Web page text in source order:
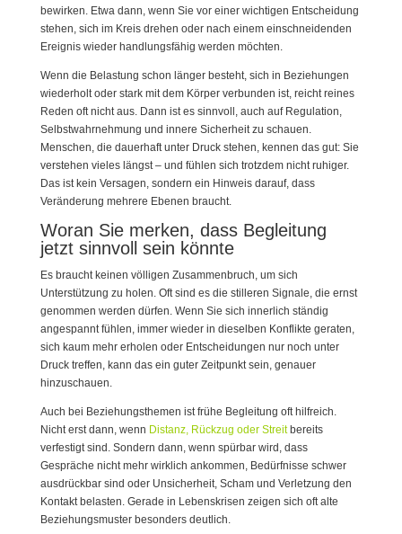
bewirken. Etwa dann, wenn Sie vor einer wichtigen Entscheidung
stehen, sich im Kreis drehen oder nach einem einschneidenden
Ereignis wieder handlungsfähig werden möchten.
Wenn die Belastung schon länger besteht, sich in Beziehungen
wiederholt oder stark mit dem Körper verbunden ist, reicht reines
Reden oft nicht aus. Dann ist es sinnvoll, auch auf Regulation,
Selbstwahrnehmung und innere Sicherheit zu schauen.
Menschen, die dauerhaft unter Druck stehen, kennen das gut: Sie
verstehen vieles längst – und fühlen sich trotzdem nicht ruhiger.
Das ist kein Versagen, sondern ein Hinweis darauf, dass
Veränderung mehrere Ebenen braucht.
Woran Sie merken, dass Begleitung
jetzt sinnvoll sein könnte
Es braucht keinen völligen Zusammenbruch, um sich
Unterstützung zu holen. Oft sind es die stilleren Signale, die ernst
genommen werden dürfen. Wenn Sie sich innerlich ständig
angespannt fühlen, immer wieder in dieselben Konflikte geraten,
sich kaum mehr erholen oder Entscheidungen nur noch unter
Druck treffen, kann das ein guter Zeitpunkt sein, genauer
hinzuschauen.
Auch bei Beziehungsthemen ist frühe Begleitung oft hilfreich.
Nicht erst dann, wenn Distanz, Rückzug oder Streitbereits
verfestigt sind. Sondern dann, wenn spürbar wird, dass
Gespräche nicht mehr wirklich ankommen, Bedürfnisse schwer
ausdrückbar sind oder Unsicherheit, Scham und Verletzung den
Kontakt belasten. Gerade in Lebenskrisen zeigen sich oft alte
Beziehungsmuster besonders deutlich.